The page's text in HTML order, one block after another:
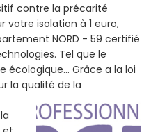
contre la précarité
votre isolation à 1 euro,
NORD - 59 certifié
Tel que le
écologique... Grâce a la loi
la qualité de la